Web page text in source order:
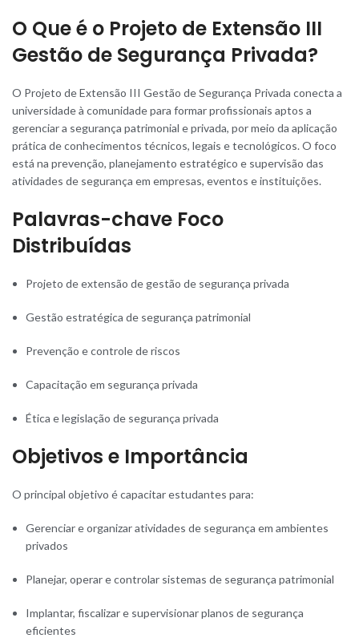
O Que é o Projeto de Extensão III
Gestão de Segurança Privada?
O Projeto de Extensão III Gestão de Segurança Privada conecta a
universidade à comunidade para formar profissionais aptos a
gerenciar a segurança patrimonial e privada, por meio da aplicação
prática de conhecimentos técnicos, legais e tecnológicos. O foco
está na prevenção, planejamento estratégico e supervisão das
atividades de segurança em empresas, eventos e instituições.
Palavras-chave Foco
Distribuídas
Projeto de extensão de gestão de segurança privada
Gestão estratégica de segurança patrimonial
Prevenção e controle de riscos
Capacitação em segurança privada
Ética e legislação de segurança privada
Objetivos e Importância
O principal objetivo é capacitar estudantes para:
Gerenciar e organizar atividades de segurança em ambientes
privados
Planejar, operar e controlar sistemas de segurança patrimonial
Implantar, fiscalizar e supervisionar planos de segurança
eficientes